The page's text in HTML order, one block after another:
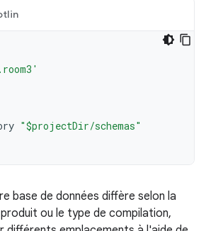
"$projectDir/schemas"
base de données diffère selon la
ou le type de compilation,